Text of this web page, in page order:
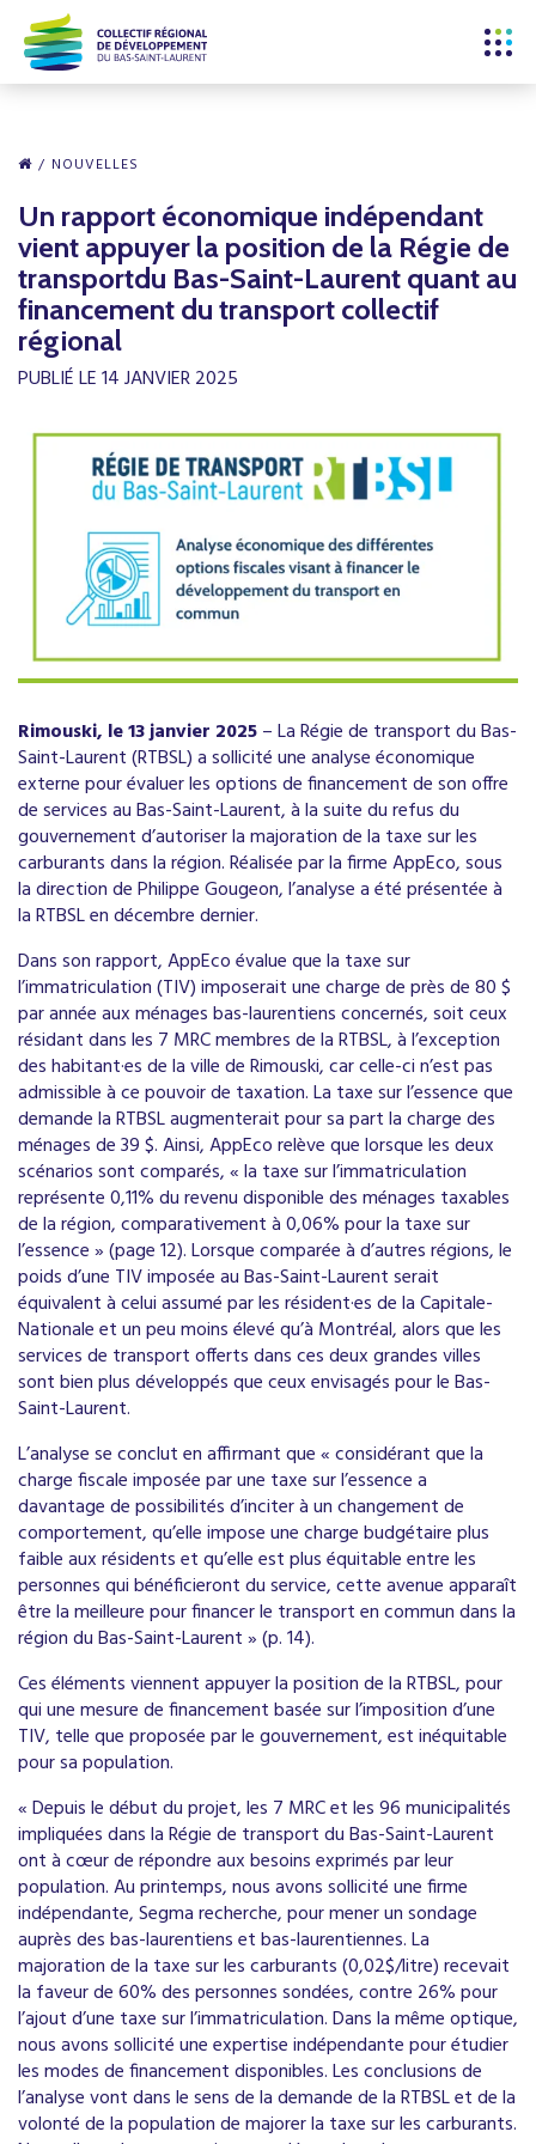
NOUVELLES
Un rapport économique indépendant
vient appuyer la position de la Régie de
transportdu Bas-Saint-Laurent quant au
financement du transport collectif
régional
PUBLIÉ LE 14 JANVIER 2025
Rimouski, le 13 janvier 2025– La Régie de transport du Bas-
Saint-Laurent (RTBSL) a sollicité une analyse économique
externe pour évaluer les options de financement de son offre
de services au Bas-Saint-Laurent, à la suite du refus du
gouvernement d’autoriser la majoration de la taxe sur les
carburants dans la région. Réalisée par la firme AppEco, sous
la direction de Philippe Gougeon, l’analyse a été présentée à
la RTBSL en décembre dernier.
Dans son rapport, AppEco évalue que la taxe sur
l’immatriculation (TIV) imposerait une charge de près de 80 $
par année aux ménages bas-laurentiens concernés, soit ceux
résidant dans les 7 MRC membres de la RTBSL, à l’exception
des habitant·es de la ville de Rimouski, car celle-ci n’est pas
admissible à ce pouvoir de taxation. La taxe sur l’essence que
demande la RTBSL augmenterait pour sa part la charge des
ménages de 39 $. Ainsi, AppEco relève que lorsque les deux
scénarios sont comparés, « la taxe sur l’immatriculation
représente 0,11% du revenu disponible des ménages taxables
de la région, comparativement à 0,06% pour la taxe sur
l’essence » (page 12). Lorsque comparée à d’autres régions, le
poids d’une TIV imposée au Bas-Saint-Laurent serait
équivalent à celui assumé par les résident·es de la Capitale-
Nationale et un peu moins élevé qu’à Montréal, alors que les
services de transport offerts dans ces deux grandes villes
sont bien plus développés que ceux envisagés pour le Bas-
Saint-Laurent.
L’analyse se conclut en affirmant que « considérant que la
charge fiscale imposée par une taxe sur l’essence a
davantage de possibilités d’inciter à un changement de
comportement, qu’elle impose une charge budgétaire plus
faible aux résidents et qu’elle est plus équitable entre les
personnes qui bénéficieront du service, cette avenue apparaît
être la meilleure pour financer le transport en commun dans la
région du Bas-Saint-Laurent » (p. 14).
Ces éléments viennent appuyer la position de la RTBSL, pour
qui une mesure de financement basée sur l’imposition d’une
TIV, telle que proposée par le gouvernement, est inéquitable
pour sa population.
« Depuis le début du projet, les 7 MRC et les 96 municipalités
impliquées dans la Régie de transport du Bas-Saint-Laurent
ont à cœur de répondre aux besoins exprimés par leur
population. Au printemps, nous avons sollicité une firme
indépendante, Segma recherche, pour mener un sondage
auprès des bas-laurentiens et bas-laurentiennes. La
majoration de la taxe sur les carburants (0,02$/litre) recevait
la faveur de 60% des personnes sondées, contre 26% pour
l’ajout d’une taxe sur l’immatriculation. Dans la même optique,
nous avons sollicité une expertise indépendante pour étudier
les modes de financement disponibles. Les conclusions de
l’analyse vont dans le sens de la demande de la RTBSL et de la
volonté de la population de majorer la taxe sur les carburants.